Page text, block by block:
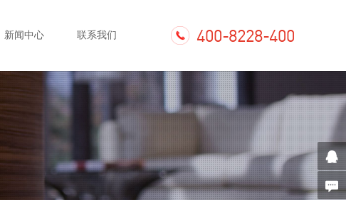
400-8228-400
新闻中心 联系我们